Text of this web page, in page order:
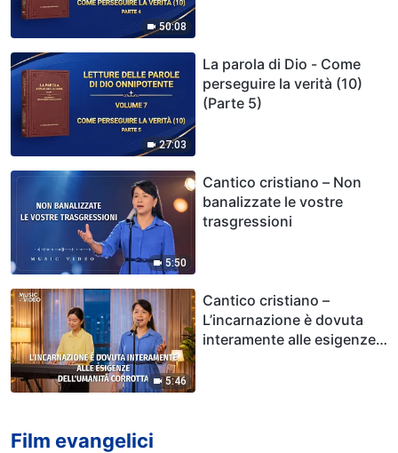
50:08
27:03
La parola di Dio - Come
perseguire la verità (10)
(Parte 5)
5:50
Cantico cristiano – Non
banalizzate le vostre
trasgressioni
5:46
Cantico cristiano –
L’incarnazione è dovuta
interamente alle esigenze
Film evangelici